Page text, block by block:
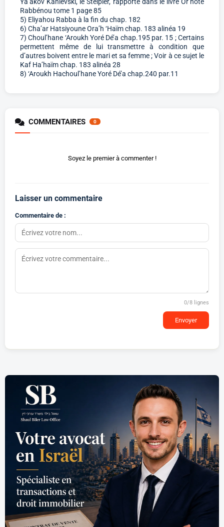
Ya’akov Kanievski, le Steipler, rapporté dans le livre Or’hote
Rabbénou tome 1 page 85
5) Eliyahou Rabba à la fin du chap. 182
6) Cha’ar Hatsiyoune Ora’h ‘Haïm chap. 183 alinéa 19
7) Choul’hane ‘Aroukh Yoré Dé’a chap.195 par. 15 ; Certains
permettent même de lui transmettre à condition que
d’autres boivent entre le mari et sa femme ; Voir à ce sujet le
Kaf Ha’haïm chap. 183 alinéa 28
8) ‘Aroukh Hachoul’hane Yoré Dé’a chap.240 par.11
COMMENTAIRES 0
Soyez le premier à commenter !
Laisser un commentaire
Commentaire de :
0/8 lignes
Envoyer